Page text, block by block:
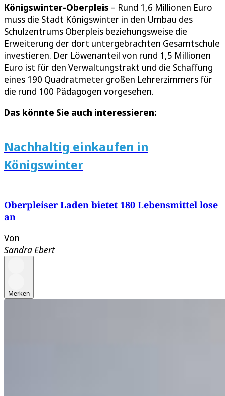
Königswinter-Oberpleis – Rund 1,6 Millionen Euro
muss die Stadt Königswinter in den Umbau des
Schulzentrums Oberpleis beziehungsweise die
Erweiterung der dort untergebrachten Gesamtschule
investieren. Der Löwenanteil von rund 1,5 Millionen
Euro ist für den Verwaltungstrakt und die Schaffung
eines 190 Quadratmeter großen Lehrerzimmers für
die rund 100 Pädagogen vorgesehen.
Das könnte Sie auch interessieren:
Nachhaltig einkaufen in
Königswinter
Oberpleiser Laden bietet 180 Lebensmittel lose
an
Von
Sandra Ebert
Merken